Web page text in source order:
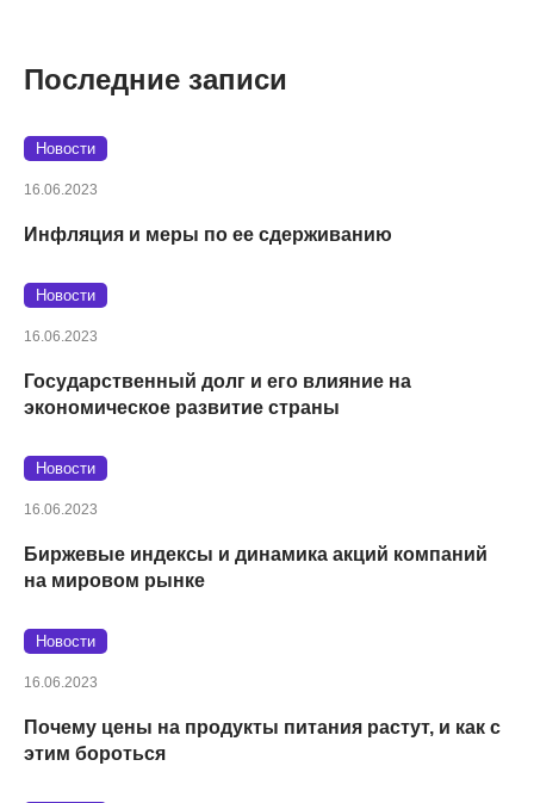
Последние записи
Новости
16.06.2023
Инфляция и меры по ее сдерживанию
Новости
16.06.2023
Государственный долг и его влияние на
экономическое развитие страны
Новости
16.06.2023
Биржевые индексы и динамика акций компаний
на мировом рынке
Новости
16.06.2023
Почему цены на продукты питания растут, и как с
этим бороться